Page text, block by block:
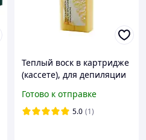
Теплый воск в картридже
(кассете), для депиляции
Готово к отправке
5.0 (1)